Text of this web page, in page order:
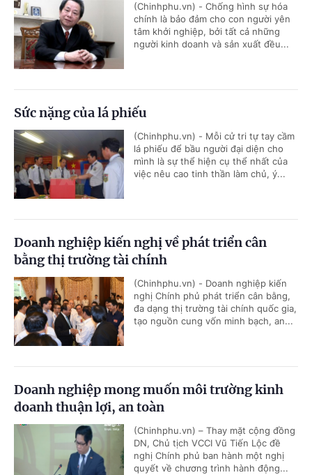
(Chinhphu.vn) - Chống hình sự hóa
chính là bảo đảm cho con người yên
tâm khởi nghiệp, bởi tất cả những
người kinh doanh và sản xuất đều...
Sức nặng của lá phiếu
(Chinhphu.vn) - Mỗi cử tri tự tay cầm
lá phiếu để bầu người đại diện cho
mình là sự thể hiện cụ thể nhất của
việc nêu cao tinh thần làm chủ, ý...
Doanh nghiệp kiến nghị về phát triển cân
bằng thị trường tài chính
(Chinhphu.vn) - Doanh nghiệp kiến
nghị Chính phủ phát triển cân bằng,
đa dạng thị trường tài chính quốc gia,
tạo nguồn cung vốn minh bạch, an...
Doanh nghiệp mong muốn môi trường kinh
doanh thuận lợi, an toàn
(Chinhphu.vn) – Thay mặt cộng đồng
DN, Chủ tịch VCCI Vũ Tiến Lộc đề
nghị Chính phủ ban hành một nghị
quyết về chương trình hành động...